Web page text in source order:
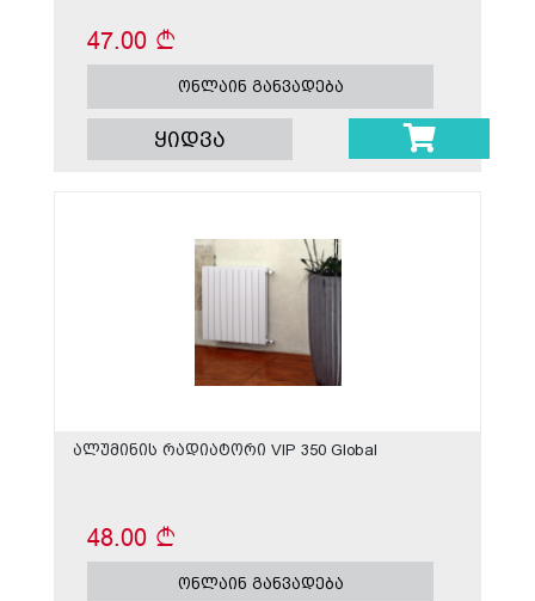
47.00
ონლაინ განვადება
ყიდვა
ალუმინის რადიატორი VIP 350 Global
48.00
ონლაინ განვადება